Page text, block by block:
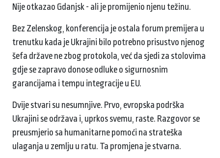
Nije otkazao Gdanjsk - ali je promijenio njenu težinu.
Bez Zelenskog, konferencija je ostala forum premijera u
trenutku kada je Ukrajini bilo potrebno prisustvo njenog
šefa države ne zbog protokola, već da sjedi za stolovima
gdje se zapravo donose odluke o sigurnosnim
garancijama i tempu integracije u EU.
Dvije stvari su nesumnjive. Prvo, evropska podrška
Ukrajini se održava i, uprkos svemu, raste. Razgovor se
preusmjerio sa humanitarne pomoći na strateška
ulaganja u zemlju u ratu. Ta promjena je stvarna.